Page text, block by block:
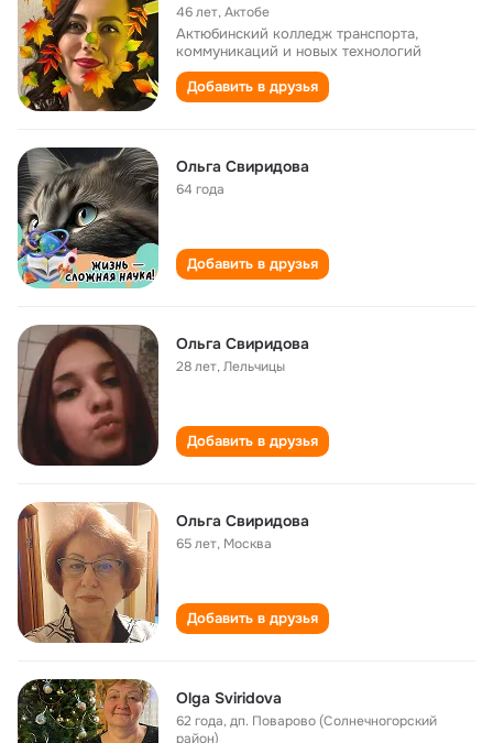
46 лет,Актобе
Актюбинский колледж транспорта,
коммуникаций и новых технологий
Добавить в друзья
Ольга Свиридова
64 года
Добавить в друзья
Ольга Свиридова
28 лет,Лельчицы
Добавить в друзья
Ольга Свиридова
65 лет, Москва
Добавить в друзья
Olga Sviridova
62 года,дп. Поварово (Солнечногорский
район)